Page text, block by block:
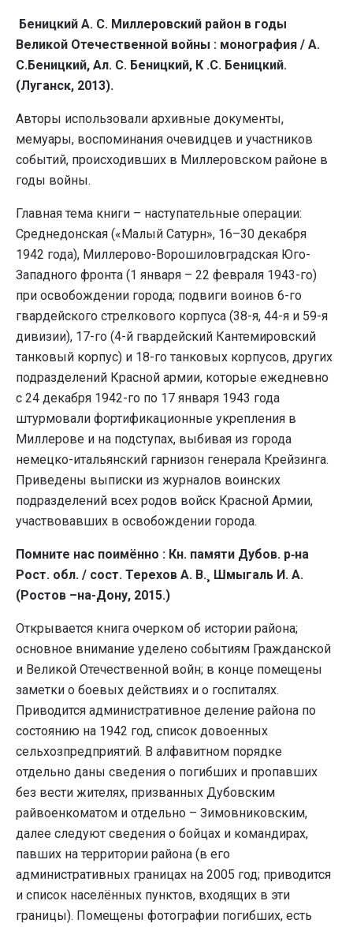
Беницкий А. С. Миллеровский район в годы
Великой Отечественной войны : монография / А.
С.Беницкий, Ал. С. Беницкий, К .С. Беницкий.
(Луганск, 2013).
Авторы использовали архивные документы,
мемуары, воспоминания очевидцев и участников
событий, происходивших в Миллеровском районе в
годы войны.
Главная тема книги – наступательные операции:
Среднедонская («Малый Сатурн», 16–30 декабря
1942 года), Миллерово-Ворошиловградская Юго-
Западного фронта (1 января – 22 февраля 1943-го)
при освобождении города; подвиги воинов 6-го
гвардейского стрелкового корпуса (38-я, 44-я и 59-я
дивизии), 17-го (4-й гвардейский Кантемировский
танковый корпус) и 18-го танковых корпусов, других
подразделений Красной армии, которые ежедневно
с 24 декабря 1942-го по 17 января 1943 года
штурмовали фортификационные укрепления в
Миллерове и на подступах, выбивая из города
немецко-итальянский гарнизон генерала Крейзинга.
Приведены выписки из журналов воинских
подразделений всех родов войск Красной Армии,
участвовавших в освобождении города.
Помните нас поимённо : Кн. памяти Дубов. р‑на
Рост. обл. / сост. Терехов А. В.¸ Шмыгаль И. А.
(Ростов –на-Дону, 2015.)
Открывается книга очерком об истории района;
основное внимание уделено событиям Гражданской
и Великой Отечественной войн; в конце помещены
заметки о боевых действиях и о госпиталях.
Приводится административное деление района по
состоянию на 1942 год, список довоенных
сельхозпредприятий. В алфавитном порядке
отдельно даны сведения о погибших и пропавших
без вести жителях, призванных Дубовским
райвоенкоматом и отдельно – Зимовниковским,
далее следуют сведения о бойцах и командирах,
павших на территории района (в его
административных границах на 2005 год; приводится
и список населённых пунктов, входящих в эти
границы). Помещены фотографии погибших, есть